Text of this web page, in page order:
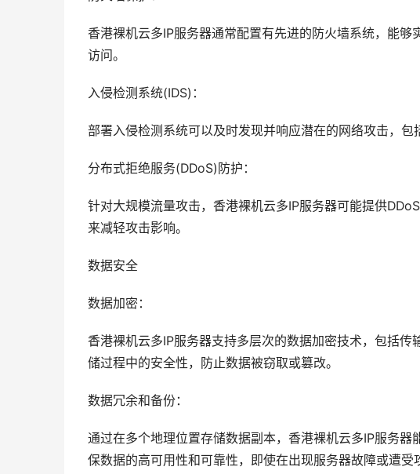
香港裸机云多IP服务器通常配置有先进的防火墙系统，能
访问。
入侵检测系统(IDS)：
部署入侵检测系统可以及时发现并响应潜在的网络攻击，包
分布式拒绝服务(DDoS)防护：
针对大规模流量攻击，香港裸机云多IP服务器可能提供
来减轻攻击影响。
数据安全
数据加密：
香港裸机云多IP服务器支持多层次的数据加密技术，包括
储过程中的安全性，防止数据被窃取或篡改。
数据冗余和备份：
通过在多个地理位置存储数据副本，香港裸机云多IP服务
保数据的高可用性和可靠性，即使在出现服务器故障或遭